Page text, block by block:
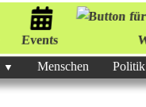
Events
Menschen Politik